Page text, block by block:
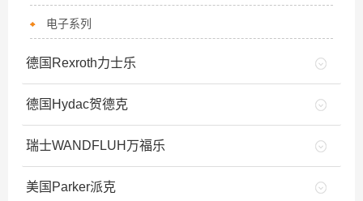
电子系列
德国Rexroth力士乐
德国Hydac贺德克
瑞士WANDFLUH万福乐
美国Parker派克